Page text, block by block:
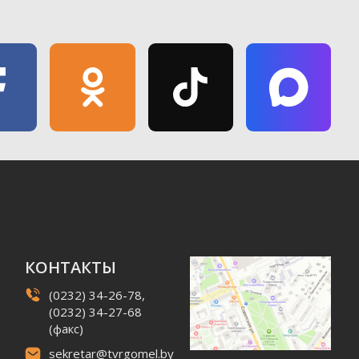
КОНТАКТЫ
(0232) 34-26-78,
(0232) 34-27-68
(факс)
sekretar@tvrgomel.by